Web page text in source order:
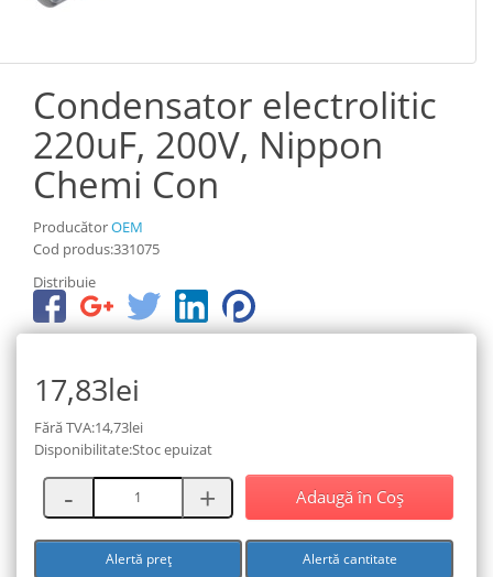
Condensator electrolitic
220uF, 200V, Nippon
Chemi Con
ProducătorOEM
Cod produs:331075
Distribuie
17,83lei
Fără TVA:14,73lei
Disponibilitate:Stoc epuizat
Adaugă în Coş
Alertă preț Alertă cantitate